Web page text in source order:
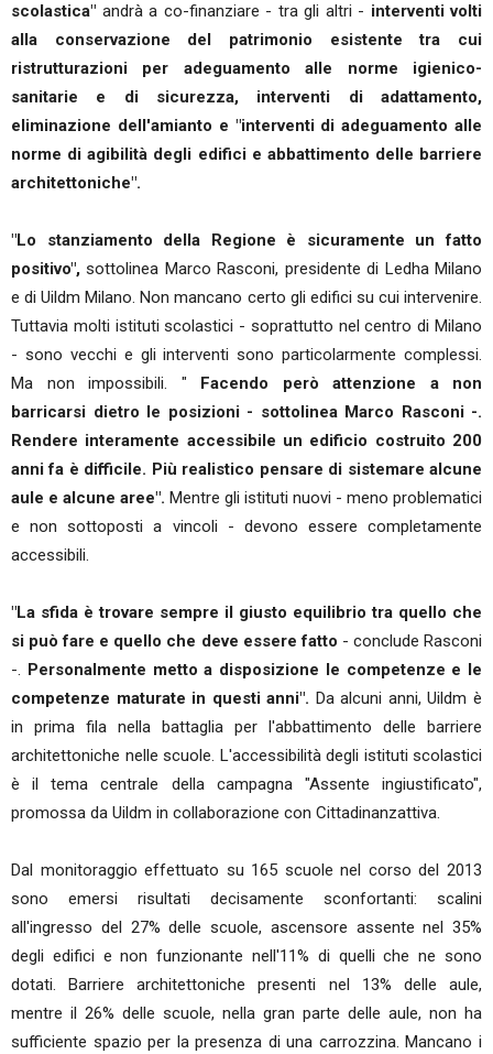
scolastica" andrà a co-finanziare - tra gli altri - interventi volti
alla conservazione del patrimonio esistente tra cui
ristrutturazioni per adeguamento alle norme igienico-
sanitarie e di sicurezza, interventi di adattamento,
eliminazione dell'amianto e "interventi di adeguamento alle
norme di agibilità degli edifici e abbattimento delle barriere
architettoniche".
"Lo stanziamento della Regione è sicuramente un fatto
positivo", sottolinea Marco Rasconi, presidente di Ledha Milano
e di Uildm Milano. Non mancano certo gli edifici su cui intervenire.
Tuttavia molti istituti scolastici - soprattutto nel centro di Milano
- sono vecchi e gli interventi sono particolarmente complessi.
Ma non impossibili. " Facendo però attenzione a non
barricarsi dietro le posizioni - sottolinea Marco Rasconi -.
Rendere interamente accessibile un edificio costruito 200
anni fa è difficile. Più realistico pensare di sistemare alcune
aule e alcune aree". Mentre gli istituti nuovi - meno problematici
e non sottoposti a vincoli - devono essere completamente
accessibili.
"La sfida è trovare sempre il giusto equilibrio tra quello che
si può fare e quello che deve essere fatto - conclude Rasconi
-. Personalmente metto a disposizione le competenze e le
competenze maturate in questi anni". Da alcuni anni, Uildm è
in prima fila nella battaglia per l'abbattimento delle barriere
architettoniche nelle scuole. L'accessibilità degli istituti scolastici
è il tema centrale della campagna "Assente ingiustificato",
promossa da Uildm in collaborazione con Cittadinanzattiva.
Dal monitoraggio effettuato su 165 scuole nel corso del 2013
sono emersi risultati decisamente sconfortanti: scalini
all'ingresso del 27% delle scuole, ascensore assente nel 35%
degli edifici e non funzionante nell'11% di quelli che ne sono
dotati. Barriere architettoniche presenti nel 13% delle aule,
mentre il 26% delle scuole, nella gran parte delle aule, non ha
sufficiente spazio per la presenza di una carrozzina. Mancano i